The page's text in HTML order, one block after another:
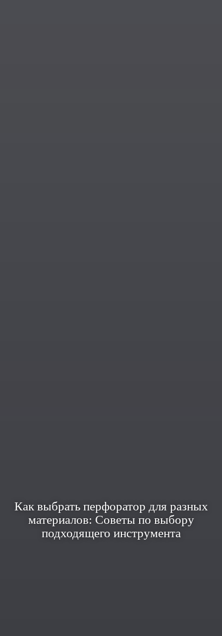
Как выбрать перфоратор для разных
материалов: Советы по выбору
подходящего инструмента